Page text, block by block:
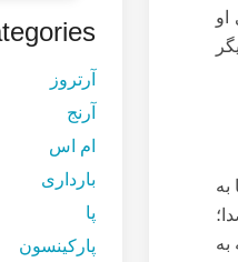
به
آرتروز
آرنج
ام اس
بارداری
پا
پارکینسون